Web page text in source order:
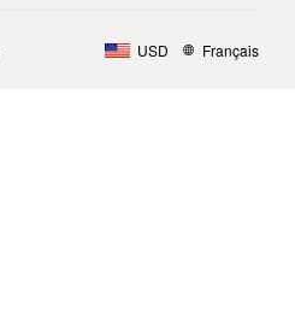
USD Français